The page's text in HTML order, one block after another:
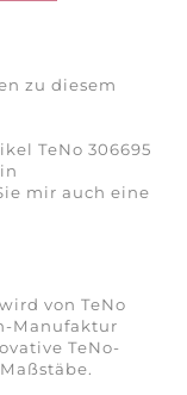
zu diesem
TeNo 306695
mir auch eine
von TeNo
Manufaktur
TeNo-